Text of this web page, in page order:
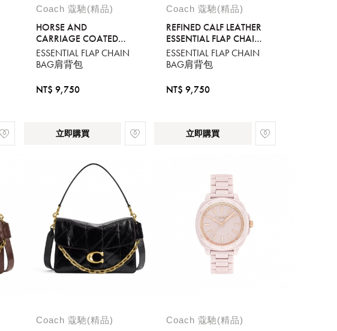
Coach 蔻馳(精品)
HORSE AND
CARRIAGE COATED
CANVAS ESSENTIAL
FLAP CHAIN BAG
ESSENTIAL FLAP CHAIN
BAG肩背包
NT$ 9,750
立即購買
Coach 蔻馳(精品)
REFINED CALF LEATHER
ESSENTIAL FLAP CHAIN
BAG
ESSENTIAL FLAP CHAIN
BAG肩背包
NT$ 9,750
立即購買
Coach 蔻馳(精品) Coach 蔻馳(精品)